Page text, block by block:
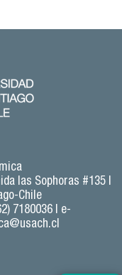
las Sophoras #135 |
Chile
7180036 | e-